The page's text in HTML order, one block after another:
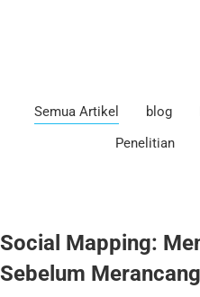
Semua Artikel blog
Penelitian
Social Mapping:
Sebelum